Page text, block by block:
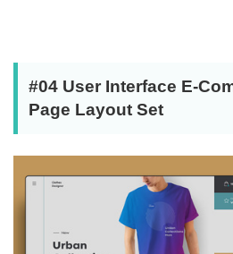
#04 User Interface E-
Page Layout Set